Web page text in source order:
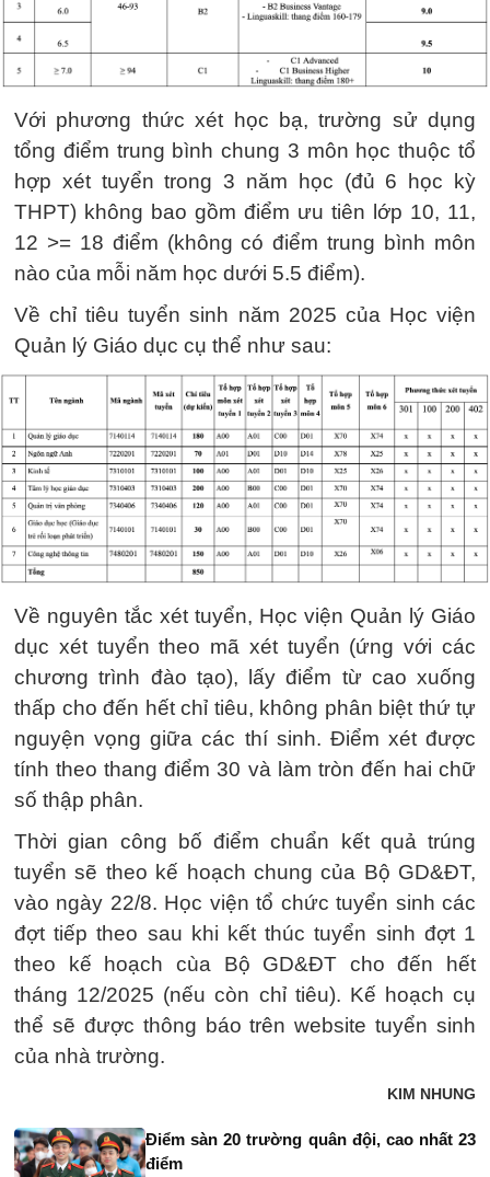
Với phương thức xét học bạ, trường sử dụng
tổng điểm trung bình chung 3 môn học thuộc tổ
hợp xét tuyển trong 3 năm học (đủ 6 học kỳ
THPT) không bao gồm điểm ưu tiên lớp 10, 11,
12 >= 18 điểm (không có điểm trung bình môn
nào của mỗi năm học dưới 5.5 điểm).
Về chỉ tiêu tuyển sinh năm 2025 của Học viện
Quản lý Giáo dục cụ thể như sau:
Về nguyên tắc xét tuyển, Học viện Quản lý Giáo
dục xét tuyển theo mã xét tuyển (ứng với các
chương trình đào tạo), lấy điểm từ cao xuống
thấp cho đến hết chỉ tiêu, không phân biệt thứ tự
nguyện vọng giữa các thí sinh. Điểm xét được
tính theo thang điểm 30 và làm tròn đến hai chữ
số thập phân.
Thời gian công bố điểm chuẩn kết quả trúng
tuyển sẽ theo kế hoạch chung của Bộ GD&ĐT,
vào ngày 22/8. Học viện tổ chức tuyển sinh các
đợt tiếp theo sau khi kết thúc tuyển sinh đợt 1
theo kế hoạch cùa Bộ GD&ĐT cho đến hết
tháng 12/2025 (nếu còn chỉ tiêu). Kế hoạch cụ
thể sẽ được thông báo trên website tuyển sinh
của nhà trường.
KIM NHUNG
Điểm sàn 20 trường quân đội, cao nhất 23
điểm